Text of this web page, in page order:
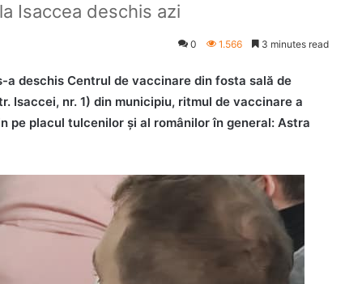
Isaccea deschis azi
0 1.566 3 minutes read
deschis Centrul de vaccinare din fosta sală de
Isaccei, nr. 1) din municipiu, ritmul de vaccinare a
pe placul tulcenilor şi al românilor în general: Astra